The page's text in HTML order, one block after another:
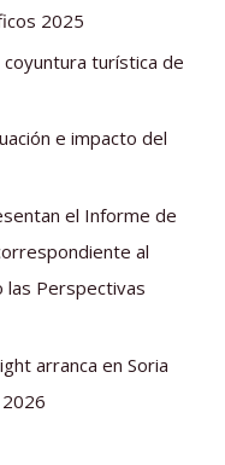
2025
turística de
e impacto del
el Informe de
al
Perspectivas
arranca en Soria